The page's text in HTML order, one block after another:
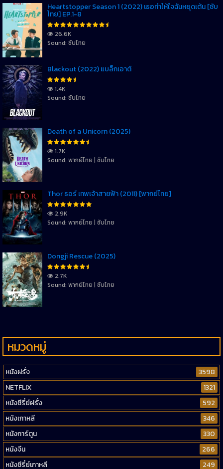
Heartstopper Season 1 (2022) เธอทำให้ใจฉันหยุดเต้น [ซับ
ไทย] EP.1-8
26.6K
Sound: ซับไทย
Blackout (2022) แบล็กเอาต์
1.4K
Sound: ซับไทย
Death of a Unicorn (2025)
1.7K
Sound: พากย์ไทย | ซับไทย
Thor ธอร์ เทพเจ้าสายฟ้า (2011) [พากย์ไทย]
2.9K
Sound: พากย์ไทย | ซับไทย
Dongji Rescue (2025)
2.7K
Sound: พากย์ไทย | ซับไทย
หมวดหมู่
หนังฝรั่ง
3598
NETFLIX
1321
หนังซีรี่ย์ฝรั่ง
592
หนังเกาหลี
346
หนังการ์ตูน
330
หนังจีน
266
หนังซีรี่ย์เกาหลี
249